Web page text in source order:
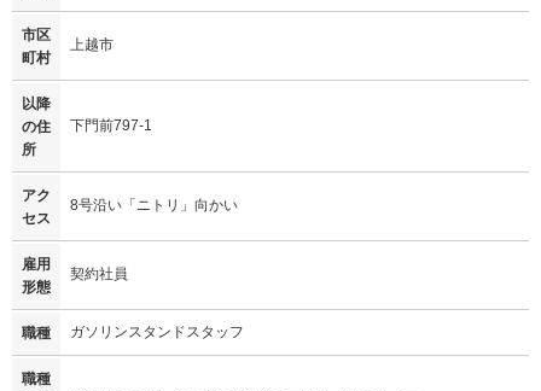
市区
町村
上越市
以降
の住
所
下門前797-1
アク
セス
8号沿い「ニトリ」向かい
雇用
形態
契約社員
職種 ガソリンスタンドスタッフ
職種